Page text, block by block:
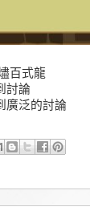
百式龍
討論
廣泛的討論